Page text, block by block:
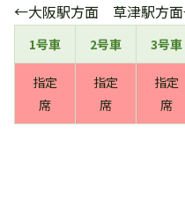
←大阪駅方面 草津駅方面
1号車 2号車 3号車
指定
席
指定
席
指定
席